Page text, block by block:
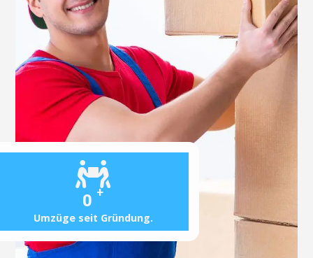
0 +
Umzüge seit Gründung.